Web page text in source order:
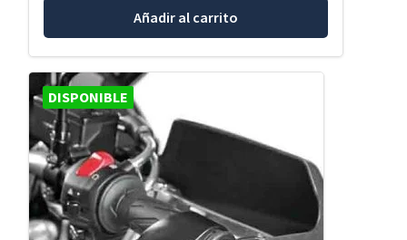
Añadir al carrito
DISPONIBLE